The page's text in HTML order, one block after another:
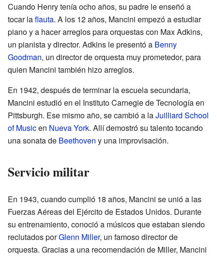
Cuando Henry tenía ocho años, su padre le enseñó a
tocar laflauta. A los 12 años, Mancini empezó a estudiar
piano y a hacer arreglos para orquestas con Max Adkins,
un pianista y director. Adkins le presentó a Benny
Goodman, un director de orquesta muy prometedor, para
quien Mancini también hizo arreglos.
En 1942, después de terminar la escuela secundaria,
Mancini estudió en el Instituto Carnegie de Tecnología en
Pittsburgh. Ese mismo año, se cambió a laJuilliard School
of Musicen Nueva York. Allí demostró su talento tocando
una sonata de Beethoven y una improvisación.
Servicio militar
En 1943, cuando cumplió 18 años, Mancini se unió a las
Fuerzas Aéreas del Ejército de Estados Unidos. Durante
su entrenamiento, conoció a músicos que estaban siendo
reclutados porGlenn Miller, un famoso director de
orquesta. Gracias a una recomendación de Miller, Mancini